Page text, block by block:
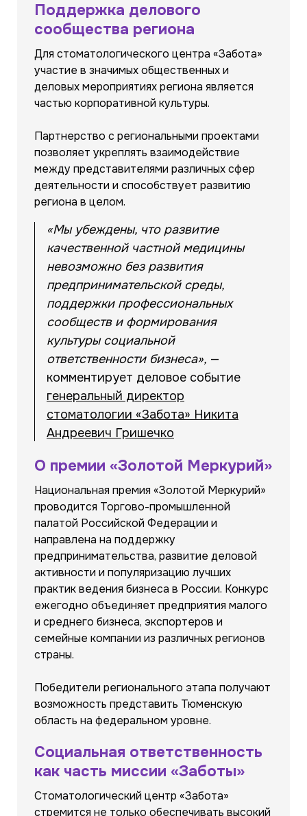
Поддержка делового
сообщества региона
Для стоматологического центра «Забота»
участие в значимых общественных и
деловых мероприятиях региона является
частью корпоративной культуры.
Партнерство с региональными проектами
позволяет укреплять взаимодействие
между представителями различных сфер
деятельности и способствует развитию
региона в целом.
«Мы убеждены, что развитие
качественной частной медицины
невозможно без развития
предпринимательской среды,
поддержки профессиональных
сообществ и формирования
культуры социальной
ответственности бизнеса», —
комментирует деловое событие
генеральный директор
стоматологии «Забота» Никита
Андреевич Гришечко
О премии «Золотой Меркурий»
Национальная премия «Золотой Меркурий»
проводится Торгово-промышленной
палатой Российской Федерации и
направлена на поддержку
предпринимательства, развитие деловой
активности и популяризацию лучших
практик ведения бизнеса в России. Конкурс
ежегодно объединяет предприятия малого
и среднего бизнеса, экспортеров и
семейные компании из различных регионов
страны.
Победители регионального этапа получают
возможность представить Тюменскую
область на федеральном уровне.
Социальная ответственность
как часть миссии «Заботы»
Стоматологический центр «Забота»
стремится не только обеспечивать высокий